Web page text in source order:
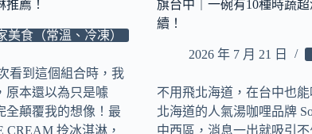
受
點
餐
學！
薦！
美食（常溫、冷凍）
看到這個組合時，我
原本還以為只是噱
全顛覆我的想像！最
拎冰淇淋，
旗台中｜一碗有10種時蔬
續！
2026 年 7 月 21 日
不用飛北海道，在台中也
北海道的人氣湯咖哩品牌
中西區，消息一出就吸引